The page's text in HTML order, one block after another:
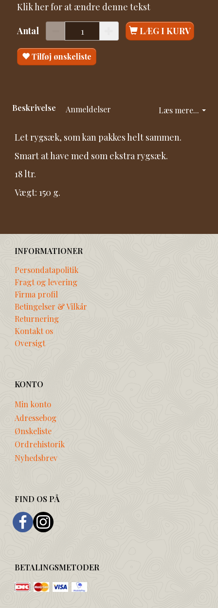
Klik her for at ændre denne tekst
Antal LÆG I KURV
Tilføj ønskeliste
Læs mere...
Beskrivelse Anmeldelser
Let rygsæk, som kan pakkes helt sammen.
Smart at have med som ekstra rygsæk.
18 ltr.
Vægt: 150 g.
INFORMATIONER
Persondatapolitik
Fragt og levering
Firma profil
Betingelser & Vilkår
Returnering
Kontakt os
Oversigt
KONTO
Min konto
Adressebog
Ønskeliste
Ordrehistorik
Nyhedsbrev
FIND OS PÅ
BETALINGSMETODER